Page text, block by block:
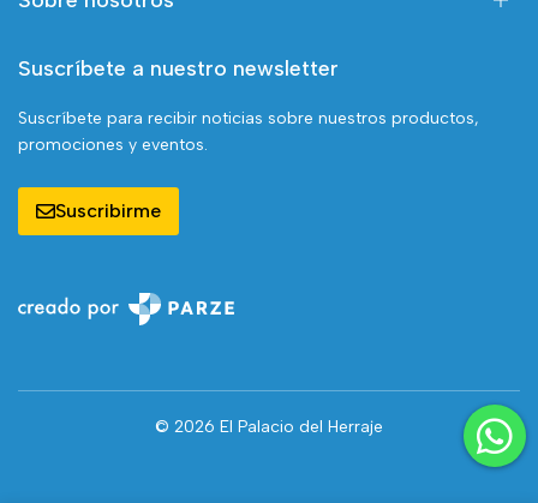
Suscríbete a nuestro newsletter
Suscríbete para recibir noticias sobre nuestros productos,
promociones y eventos.
Suscribirme
© 2026 El Palacio del Herraje